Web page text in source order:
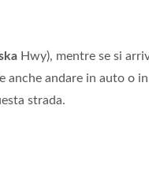
Hwy), mentre se si
anche andare in auto o
strada.